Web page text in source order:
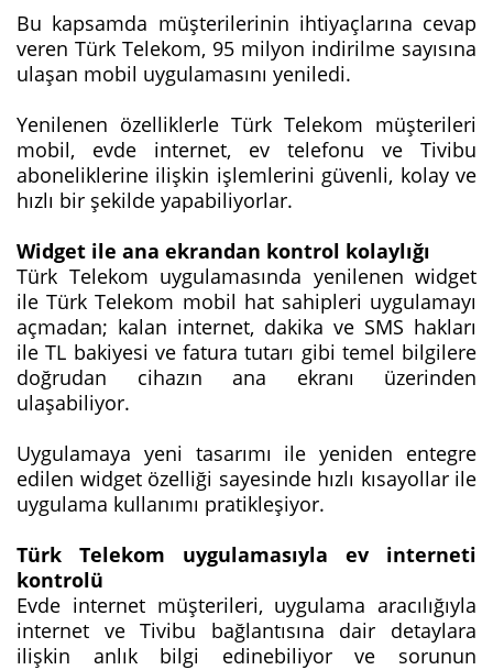
Bu kapsamda müşterilerinin ihtiyaçlarına cevap
veren Türk Telekom, 95 milyon indirilme sayısına
ulaşan mobil uygulamasını yeniledi.
Yenilenen özelliklerle Türk Telekom müşterileri
mobil, evde internet, ev telefonu ve Tivibu
aboneliklerine ilişkin işlemlerini güvenli, kolay ve
hızlı bir şekilde yapabiliyorlar.
Widget ile ana ekrandan kontrol kolaylığı
Türk Telekom uygulamasında yenilenen widget
ile Türk Telekom mobil hat sahipleri uygulamayı
açmadan; kalan internet, dakika ve SMS hakları
ile TL bakiyesi ‎ve fatura tutarı gibi temel bilgilere
doğrudan cihazın ana ekranı üzerinden
‎ulaşabiliyor.
Uygulamaya yeni tasarımı ile yeniden entegre
edilen widget özelliği sayesinde hızlı kısayollar ile
uygulama kullanımı pratikleşiyor.
Türk Telekom uygulamasıyla ev interneti
kontrolü
Evde internet müşterileri, uygulama aracılığıyla
internet ve Tivibu bağlantısına dair detaylara
ilişkin anlık bilgi edinebiliyor ve sorunun